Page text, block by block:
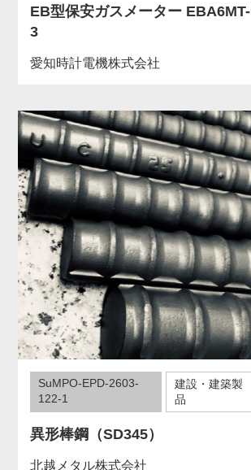
EB型保安ガスメーター EBA6MT-
3
愛知時計電機株式会社
SuMPO-EPD-2603-
122-1
建設・建築製
品
異形棒鋼（SD345）
北越メタル株式会社